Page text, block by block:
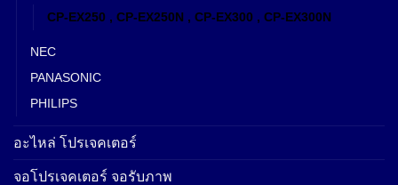
CP-EX250 , CP-EX250N , CP-EX300 , CP-EX300N
NEC
PANASONIC
PHILIPS
อะไหล่ โปรเจคเตอร์
จอโปรเจคเตอร์ จอรับภาพ